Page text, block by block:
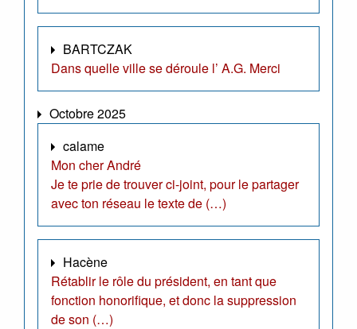
BARTCZAK
Dans quelle ville se déroule l’ A.G. Merci
Octobre 2025
calame
Mon cher André
Je te prie de trouver ci-joint, pour le partager
avec ton réseau le texte de (…)
Hacène
Rétablir le rôle du président, en tant que
fonction honorifique, et donc la suppression
de son (…)